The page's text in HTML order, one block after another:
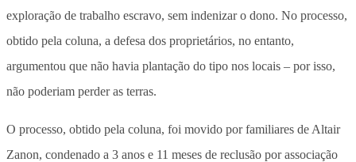
exploração de trabalho escravo, sem indenizar o dono. No processo,
obtido pela coluna, a defesa dos proprietários, no entanto,
argumentou que não havia plantação do tipo nos locais – por isso,
não poderiam perder as terras.
O processo, obtido pela coluna, foi movido por familiares de Altair
Zanon, condenado a 3 anos e 11 meses de reclusão por associação